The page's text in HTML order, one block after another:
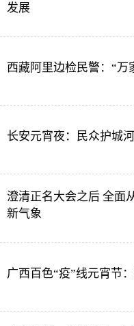
发展
西藏阿里边检民警：“万
长安元宵夜：民众护城
澄清正名大会之后 全面
新气象
广西百色“疫”线元宵节